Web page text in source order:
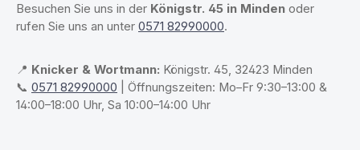
Besuchen Sie uns in der Königstr. 45 in Minden oder
rufen Sie uns an unter 0571 82990000.
📍 Knicker & Wortmann: Königstr. 45, 32423 Minden
📞 0571 82990000 | Öffnungszeiten: Mo–Fr 9:30–13:00 &
14:00–18:00 Uhr, Sa 10:00–14:00 Uhr